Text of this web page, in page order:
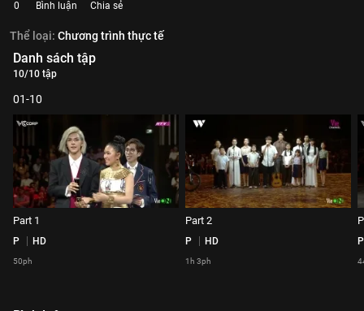
0 Bình luận Chia sẻ
Thể loại: Chương trình thực tế
Danh sách tập
10/10 tập
01-10
Part 1
P HD
50ph
Part 2
P HD
1h 3ph
P